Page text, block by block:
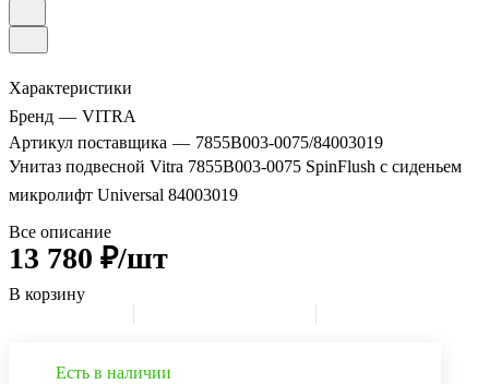
Характеристики
Бренд — VITRA
Артикул поставщика — 7855B003-0075/84003019
Унитаз подвесной Vitra 7855B003-0075 SpinFlush с сиденьем
микролифт Universal 84003019
Все описание
13 780 ₽/шт
В корзину
Есть в наличии